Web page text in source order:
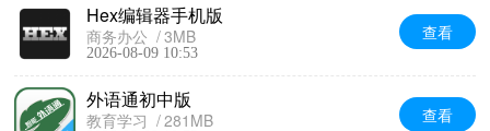
Hex编辑器手机版
商务办公 3MB
2026-08-09 10:53
查看
外语通初中版
教育学习 281MB 查看